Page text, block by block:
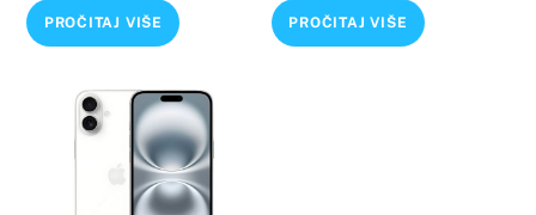
PROČITAJ VIŠE PROČITAJ VIŠE